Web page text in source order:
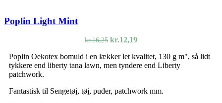
Poplin Light Mint
kr.16,25 Den
pris
var:
kr.12,19Den
pris
er:
Poplin Oekotex bomuld i en lækker let kvalitet, 130 g m", så lidt
tykkere end liberty tana lawn, men tyndere end Liberty
patchwork.
Fantastisk til Sengetøj, tøj, puder, patchwork mm.